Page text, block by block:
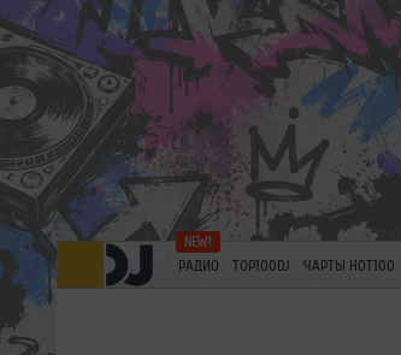
РАДИО TOP100DJ ЧАРТЫ HOT100